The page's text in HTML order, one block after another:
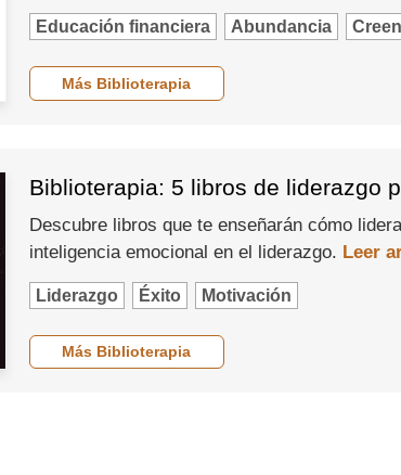
Educación financiera Abundancia
Más Biblioterapia
Biblioterapia: 5 libros de liderazgo
Descubre libros que te enseñarán cómo
inteligencia emocional en el liderazgo. Leer
Liderazgo Éxito Motivación
Más Biblioterapia